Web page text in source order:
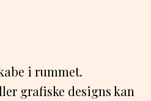
i rummet.
grafiske designs kan